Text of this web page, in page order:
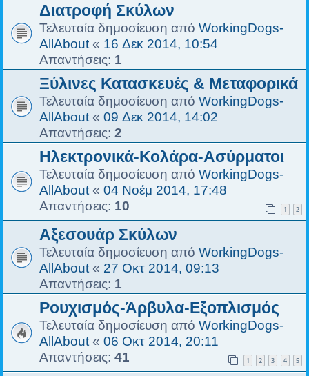
Διατροφή Σκύλων
Τελευταία δημοσίευση από WorkingDogs-
AllAbout « 16 Δεκ 2014, 10:54
Απαντήσεις: 1
Ξύλινες Κατασκευές & Μεταφορικά
Τελευταία δημοσίευση από WorkingDogs-
AllAbout « 09 Δεκ 2014, 14:02
Απαντήσεις: 2
Ηλεκτρονικά-Κολάρα-Ασύρματοι
Τελευταία δημοσίευση από WorkingDogs-
AllAbout « 04 Νοέμ 2014, 17:48
Απαντήσεις: 10 1 2
Αξεσουάρ Σκύλων
Τελευταία δημοσίευση από WorkingDogs-
AllAbout « 27 Οκτ 2014, 09:13
Απαντήσεις: 1
Ρουχισμός-Άρβυλα-Εξοπλισμός
Τελευταία δημοσίευση από WorkingDogs-
AllAbout « 06 Οκτ 2014, 20:11
Απαντήσεις: 41 1 2 3 4 5